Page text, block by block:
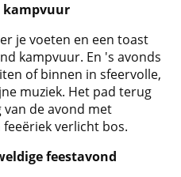
kampvuur
je voeten en een toast
kampvuur. En 's avonds
of binnen in sfeervolle,
muziek. Het pad terug
de avond met
verlicht bos.
feestavond